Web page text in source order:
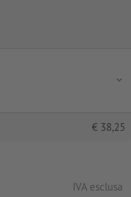
€ 38,25
IVA esclusa